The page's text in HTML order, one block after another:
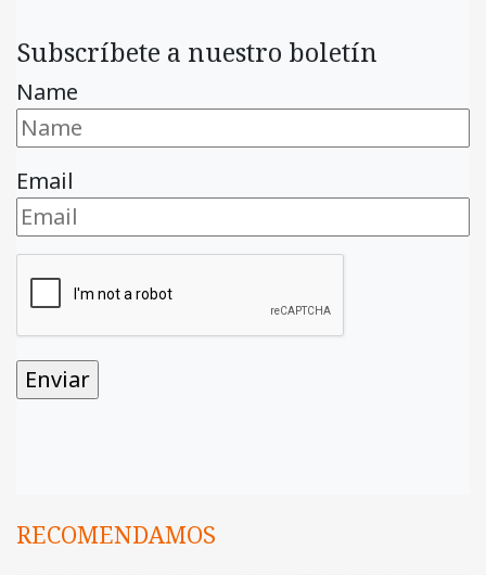
Subscríbete a nuestro boletín
Name
Email
RECOMENDAMOS